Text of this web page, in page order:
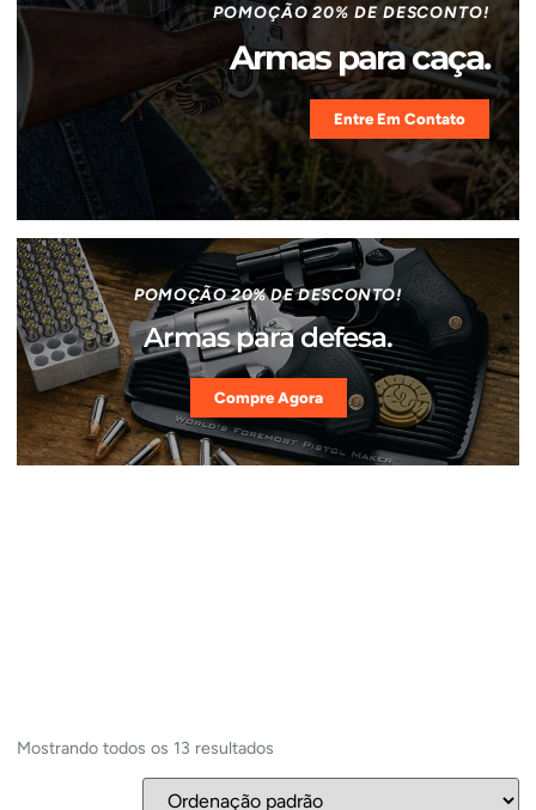
POMOÇÃO 20% DE DESCONTO!
Armas para caça.
Entre Em Contato
POMOÇÃO 20% DE DESCONTO!
Armas para defesa.
Compre Agora
Mostrando todos os 13 resultados